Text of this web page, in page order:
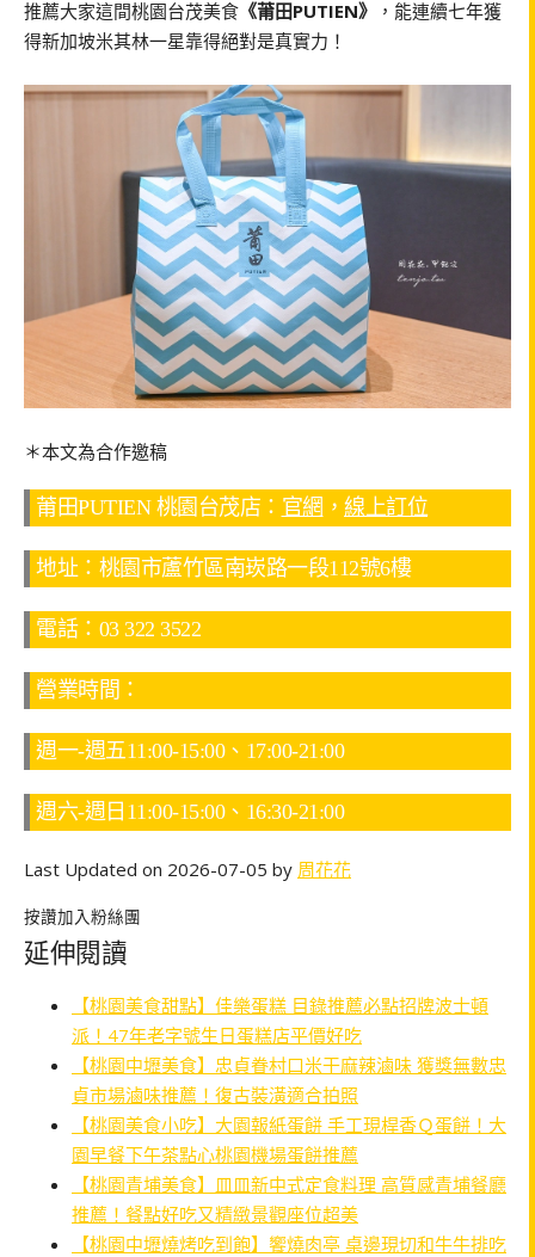
推薦大家這間桃園台茂美食 《莆田PUTIEN》
，能連續七年獲
得新加坡米其林一星靠得絕對是真實力！
＊本文為合作邀稿
莆田PUTIEN 桃園台茂店： 官網 ， 線上訂位
地址：桃園市蘆竹區南崁路一段112號6樓
電話：03 322 3522
營業時間：
週一-週五11:00-15:00、17:00-21:00
週六-週日11:00-15:00、16:30-21:00
Last Updated on 2026-07-05 by 周花花
按讚加入粉絲團
延伸閱讀
【桃園美食甜點】佳樂蛋糕 目錄推薦必點招牌波士頓
派！47年老字號生日蛋糕店平價好吃
【桃園中壢美食】忠貞眷村口米干麻辣滷味 獲獎無數忠
貞市場滷味推薦！復古裝潢適合拍照
【桃園美食小吃】大園報紙蛋餅 手工現桿香Ｑ蛋餅！大
園早餐下午茶點心桃園機場蛋餅推薦
【桃園青埔美食】皿皿新中式定食料理 高質感青埔餐廳
推薦！餐點好吃又精緻景觀座位超美
【桃園中壢燒烤吃到飽】饗燒肉亭 桌邊現切和牛牛排吃